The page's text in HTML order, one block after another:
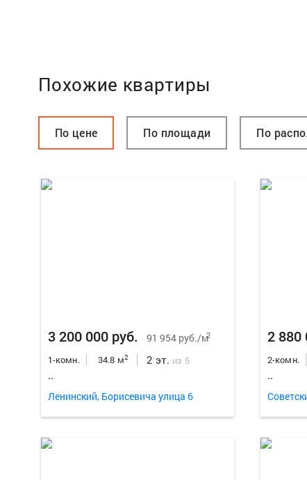
Похожие квартиры
По цене По площади По
3 200 000 руб. 91 954 руб./м2
1-комн. 34.8 м2 2 эт. из 5
..
Ленинский, Борисевича улица 6
2 880
2-комн.
..